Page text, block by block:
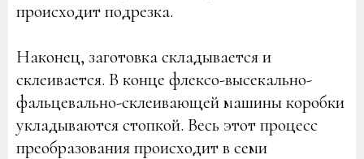
происходит подрезка.
Наконец, заготовка складывается и
склеивается. В конце флексо-высекально-
фальцевально-склеивающей машины коробки
укладываются стопкой. Весь этот процесс
преобразования происходит в семи